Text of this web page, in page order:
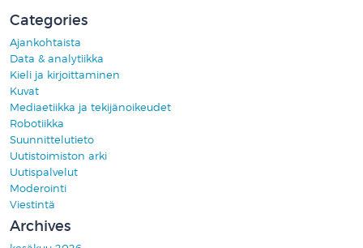
Categories
Ajankohtaista
Data & analytiikka
Kieli ja kirjoittaminen
Kuvat
Mediaetiikka ja tekijänoikeudet
Robotiikka
Suunnittelutieto
Uutistoimiston arki
Uutispalvelut
Moderointi
Viestintä
Archives